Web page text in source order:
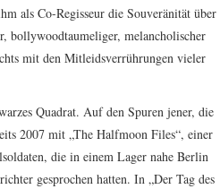
als Co-Regisseur die Souveränität über
bollywoodtaumeliger, melancholischer
mit den Mitleidsverrührungen vieler
Quadrat. Auf den Spuren jener, die
2007 mit „The Halfmoon Files“, einer
die in einem Lager nahe Berlin
gesprochen hatten. In „Der Tag des